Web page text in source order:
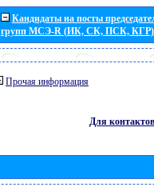
Кандидаты на посты
групп МСЭ-R (ИК, СК, ПСК, КГР)
Прочая информация
Для контактов